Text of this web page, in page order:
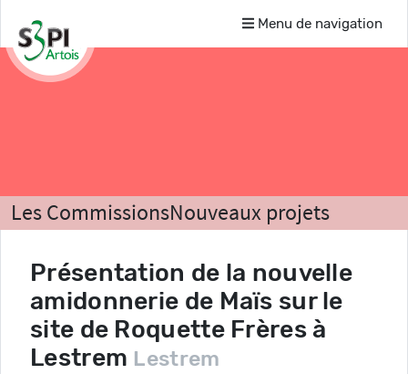
Menu de navigation
Les CommissionsNouveaux projets
Présentation de la nouvelle
amidonnerie de Maïs sur le
site de Roquette Frères à
Lestrem Lestrem